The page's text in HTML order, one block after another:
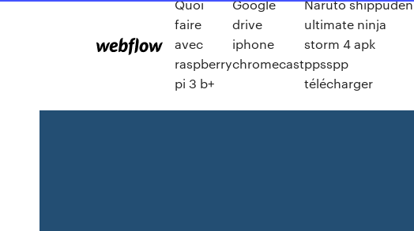
Quoi
faire
avec
raspberry
pi 3 b+
Google
drive
iphone
chromecast
Naruto shippuden
ultimate ninja
storm 4 apk
ppsspp
télécharger